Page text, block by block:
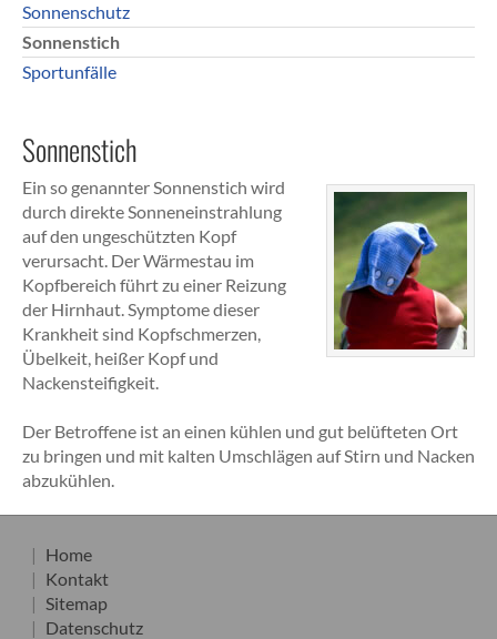
Sonnenschutz
Sonnenstich
Sportunfälle
Sonnenstich
Ein so genannter Sonnenstich wird
durch direkte Sonneneinstrahlung
auf den ungeschützten Kopf
verursacht. Der Wärmestau im
Kopfbereich führt zu einer Reizung
der Hirnhaut. Symptome dieser
Krankheit sind Kopfschmerzen,
Übelkeit, heißer Kopf und
Nackensteifigkeit.
Der Betroffene ist an einen kühlen und gut belüfteten Ort
zu bringen und mit kalten Umschlägen auf Stirn und Nacken
abzukühlen.
Home
Kontakt
Sitemap
Datenschutz